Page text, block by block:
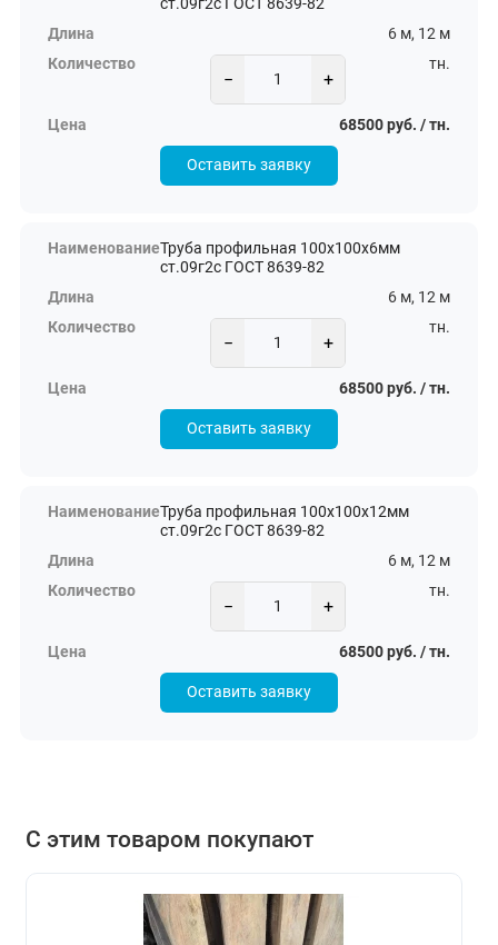
ст.09г2с ГОСТ 8639-82
6 м, 12 м
− +
тн.
68500 руб. / тн.
Оставить заявку
Труба профильная 100х100х6мм
ст.09г2с ГОСТ 8639-82
6 м, 12 м
− +
тн.
68500 руб. / тн.
Оставить заявку
Труба профильная 100х100х12мм
ст.09г2с ГОСТ 8639-82
6 м, 12 м
− +
тн.
68500 руб. / тн.
Оставить заявку
С этим товаром покупают